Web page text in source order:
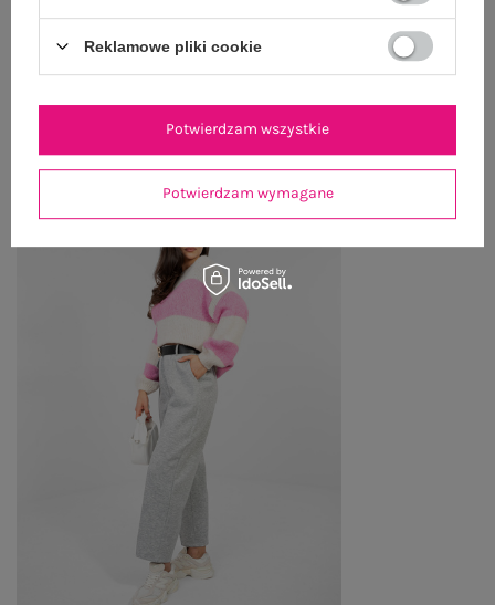
ZWROTY I REKLAMACJE
OSTATNIO OGLĄDANE
Reklamowe pliki cookie
Potwierdzam wymagane
Potwierdzam wszystkie